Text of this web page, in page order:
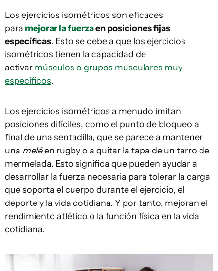
Los ejercicios isométricos son eficaces
para mejorar la fuerzaen posiciones fijas
específicas. Esto se debe a que los ejercicios
isométricos tienen la capacidad de
activar músculos o grupos musculares muy
específicos.
Los ejercicios isométricos a menudo imitan
posiciones difíciles, como el punto de bloqueo al
final de una sentadilla, que se parece a mantener
una meléen rugby o a quitar la tapa de un tarro de
mermelada. Esto significa que pueden ayudar a
desarrollar la fuerza necesaria para tolerar la carga
que soporta el cuerpo durante el ejercicio, el
deporte y la vida cotidiana. Y por tanto, mejoran el
rendimiento atlético o la función física en la vida
cotidiana.